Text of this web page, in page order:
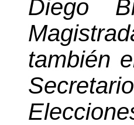
Diego
también